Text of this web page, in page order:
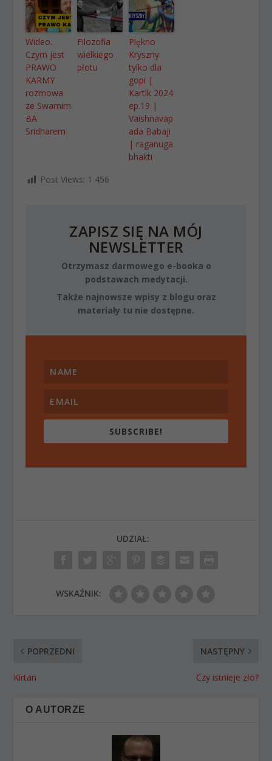
Wideo.
Czym jest
PRAWO
KARMY
rozmowa
ze Swamim
BA
Sridharem
Filozofia
wielkiego
płotu
Piękno
Kryszny
tylko dla
gopi |
Kartik 2024
ep.19 |
Vaishnavap
ada Babaji
| raganuga
bhakti
Post Views: 1 456
ZAPISZ SIĘ NA MÓJ
NEWSLETTER
Otrzymasz darmowego e-booka o
podstawach medytacji.
Także najnowsze wpisy z blogu oraz
materiały tu nie dostępne.
SUBSCRIBE!
UDZIAŁ:
WSKAŹNIK:
POPRZEDNI
Kirtan
NASTĘPNY
Czy istnieje zło?
O AUTORZE